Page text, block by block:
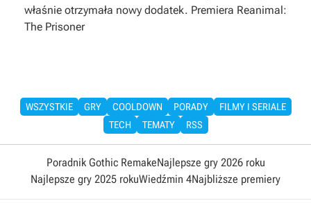
właśnie otrzymała nowy dodatek. Premiera Reanimal:
The Prisoner
WSZYSTKIE GRY COOLDOWN PORADY
FILMY I SERIALE
TECH
TEMATY RSS
Poradnik Gothic RemakeNajlepsze gry 2026 roku
Najlepsze gry 2025 rokuWiedźmin 4Najbliższe premiery